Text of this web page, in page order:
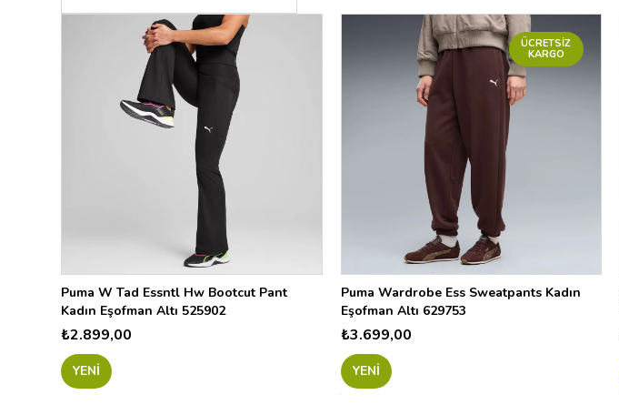
PNK1
9157
33
251
100
01
BK
Puma W Tad Essntl Hw Bootcut Pant
Kadın Eşofman Altı 525902
₺2.899,00
YENI
Puma Wardrobe Ess Sweatpants Kadın
Eşofman Altı 629753
₺3.699,00
ÜCRETSIZ
KARGO
YENI